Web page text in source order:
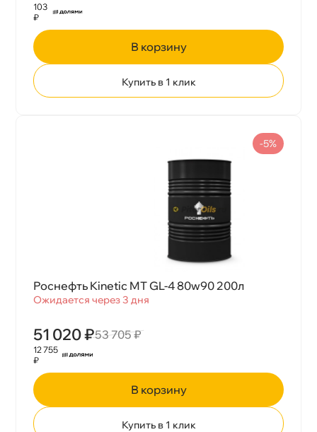
103
₽
корзину
Купить в 1 клик
Роснефть Kinetic MT GL-4 80w90 200л
Ожидается через 3 дня
51 020 ₽53 705 ₽
-5%
12 755
₽
корзину
Купить в 1 клик